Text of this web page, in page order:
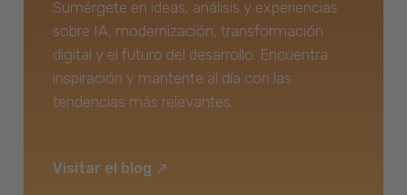
Sumérgete en ideas, análisis y experiencias
sobre IA, modernización, transformación
digital y el futuro del desarrollo. Encuentra
inspiración y mantente al día con las
tendencias más relevantes.
Visitar el blog